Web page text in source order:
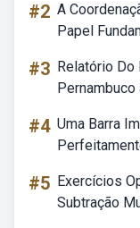
#2 A
Papel
#3 Relatório
#4 Uma Barra
#5 Exercícios
Subtração